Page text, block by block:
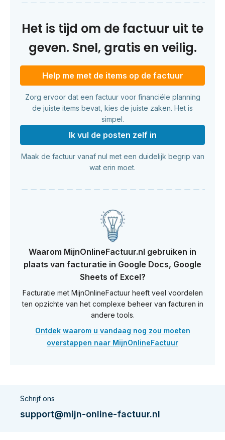
Het is tijd om de factuur uit te
geven. Snel, gratis en veilig.
Help me met de items op de factuur
Zorg ervoor dat een factuur voor financiële planning
de juiste items bevat, kies de juiste zaken. Het is
simpel.
Ik vul de posten zelf in
Maak de factuur vanaf nul met een duidelijk begrip van
wat erin moet.
Waarom MijnOnlineFactuur.nl gebruiken in
plaats van facturatie in Google Docs, Google
Sheets of Excel?
Facturatie met MijnOnlineFactuur heeft veel voordelen
ten opzichte van het complexe beheer van facturen in
andere tools.
Ontdek waarom u vandaag nog zou moeten
overstappen naar MijnOnlineFactuur
Schrijf ons
support@mijn-online-factuur.nl